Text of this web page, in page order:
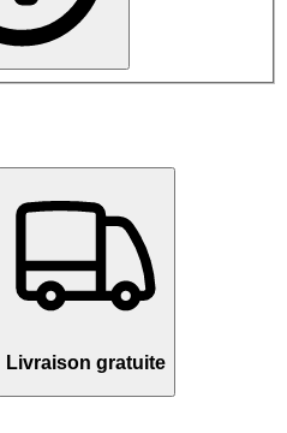
Livraison gratuite